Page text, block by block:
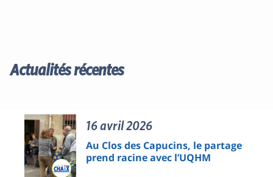
Actualités récentes
16 avril 2026
Au Clos des Capucins, le partage
prend racine avec l’UQHM